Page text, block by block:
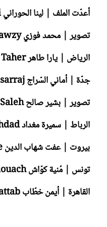
أعدّت الملف | لينا الحوراني Lina Alhorani
تصوير | محمد فوزي Mohamed Fawzy
الرياض | يارا طاهر Yara Taher
جدّة | أماني السّراج Amani Alsarraj
تصوير | بشير صالح Basheer Saleh
الرباط | سميرة مغداد Samira Maghdad
بيروت | عفت شهاب الدين Ifate Shehabdine
تونس | مُنية كوّاش Monia Kaouach
القاهرة | أيمن خطّاب Ayman Khattab